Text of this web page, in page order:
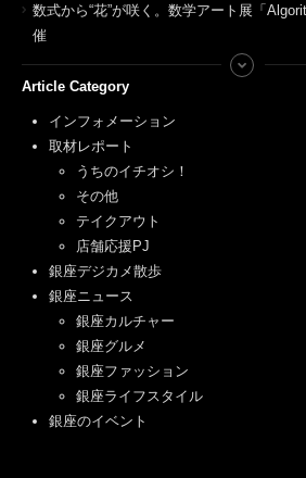
数式から“花”が咲く。数学アート展「
催
Article Category
インフォメーション
取材レポート
うちのイチオシ！
その他
テイクアウト
店舗応援PJ
銀座デジカメ散歩
銀座ニュース
銀座カルチャー
銀座グルメ
銀座ファッション
銀座ライフスタイル
銀座のイベント